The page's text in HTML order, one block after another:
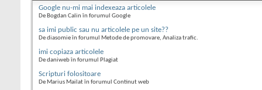
Google nu-mi mai indexeaza articolele
De Bogdan Calin în forumul Google
sa imi public sau nu articolele pe un site??
De diasomie în forumul Metode de promovare, Analiza trafic.
imi copiaza articolele
De daniweb în forumul Plagiat
Scripturi folositoare
De Marius Mailat în forumul Continut web